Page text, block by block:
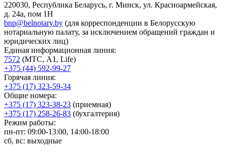
220030, Республика Беларусь, г. Минск, ул. Красноармейская,
д. 24а, пом 1Н
bnp@belnotary.by (для корреспонденции в Белорусскую
нотариальную палату, за исключением обращений граждан и
юридических лиц)
Единая информационная линия:
7572 (МТС, A1, Life)
+375 (44) 592-99-27
Горячая линия:
+375 (17) 323-59-34
Общие номера:
+375 (17) 323-38-23 (приемная)
+375 (17) 258-26-83 (бухгалтерия)
Режим работы:
пн-пт: 09:00-13:00, 14:00-18:00
сб, вс: выходные